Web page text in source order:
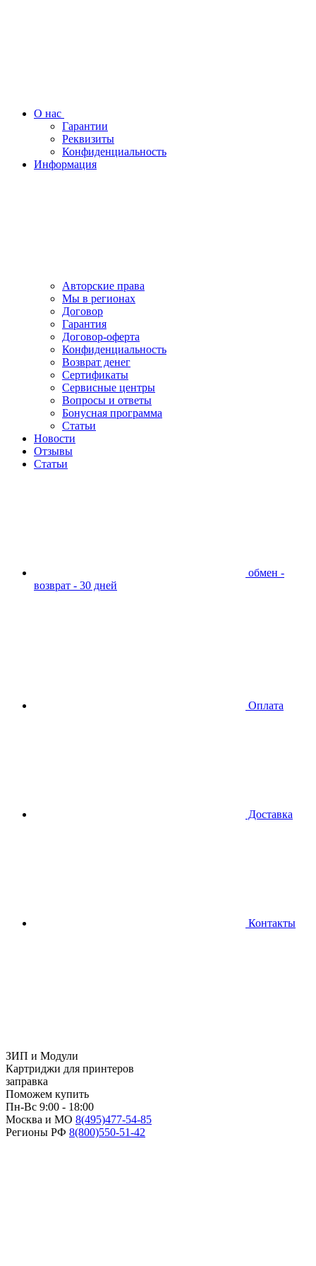
О нас
Гарантии
Реквизиты
Конфиденциальность
Информация
Авторские права
Мы в регионах
Договор
Гарантия
Договор-оферта
Конфиденциальность
Возврат денег
Сертификаты
Сервисные центры
Вопросы и ответы
Бонусная программа
Статьи
Новости
Отзывы
Статьи
обмен -
возврат - 30 дней
Оплата
Доставка
Контакты
ЗИП и Модули
Картриджи для принтеров
заправка
Поможем купить
Пн-Вс 9:00 - 18:00
Москва и МО 8(495)477-54-85
Регионы РФ 8(800)550-51-42